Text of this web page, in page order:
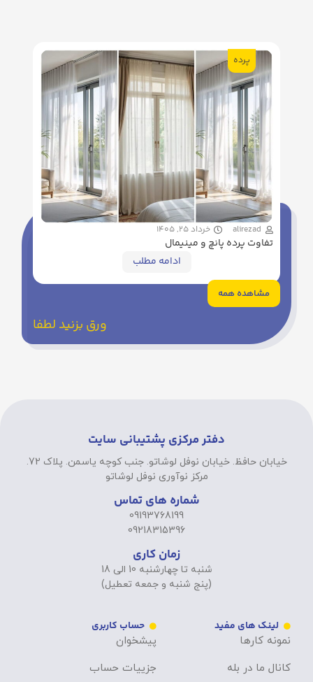
پرده
alirezad خرداد 25, 1405
تفاوت پرده پانچ و مینیمال
ادامه مطلب
مشاهده همه
ورق بزنید لطفا
دفتر مرکزی پشتیبانی سایت
خیابان حافظ. خیابان نوفل لوشاتو. جنب کوچه یاسمن. پلاک 72.
مرکز نوآوری نوفل لوشاتو
شماره های تماس
09193768199
09218315396
زمان کاری
شنبه تا چهارشنبه 10 الی 18
(پنج شنبه و جمعه تعطیل)
لینک های مفید
نمونه کارها
کانال ما در بله
حساب کاربری
پیشخوان
جزییات حساب